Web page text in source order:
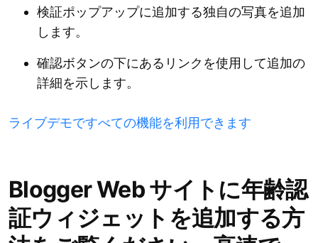
検証ポップアップに追加する独自の写真を追加
します。
確認ボタンの下にあるリンクを使用して追加の
詳細を示します。
ライブデモですべての機能を利用できます
Blogger Web サイトに年齢認
証ウィジェットを追加する方